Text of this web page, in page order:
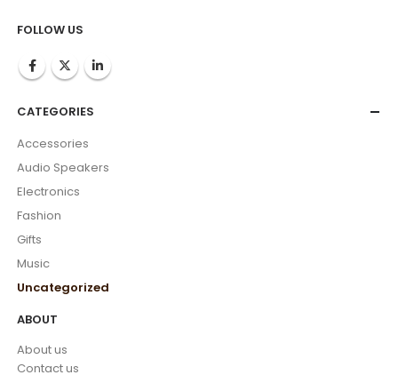
FOLLOW US
CATEGORIES
Accessories
Audio Speakers
Electronics
Fashion
Gifts
Music
Uncategorized
ABOUT
About us
Contact us